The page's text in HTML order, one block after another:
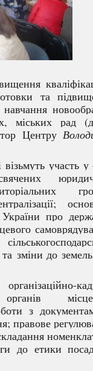
та
навчання
міських рад
Центру
участь у
України про
зміни до
з
правове
до етики